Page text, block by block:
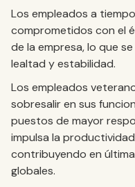
Los empleados a
comprometidos con el
de la empresa, lo que
lealtad y estabilidad.
Los empleados
sobresalir en sus
puestos de mayor
impulsa la
contribuyendo en
globales.